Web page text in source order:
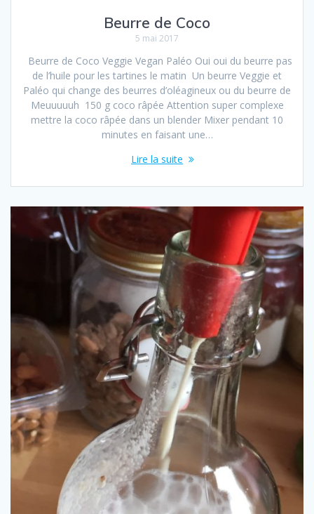
Beurre de Coco
5 mai 2017
Beurre de Coco Veggie Vegan Paléo Oui oui du beurre pas
de l’huile pour les tartines le matin Un beurre Veggie et
Paléo qui change des beurres d’oléagineux ou du beurre de
Meuuuuuh 150 g coco râpée Attention super complexe
mettre la coco râpée dans un blender Mixer pendant 10
minutes en faisant une…
Lire la suite